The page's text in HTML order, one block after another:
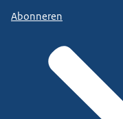
Abonneren